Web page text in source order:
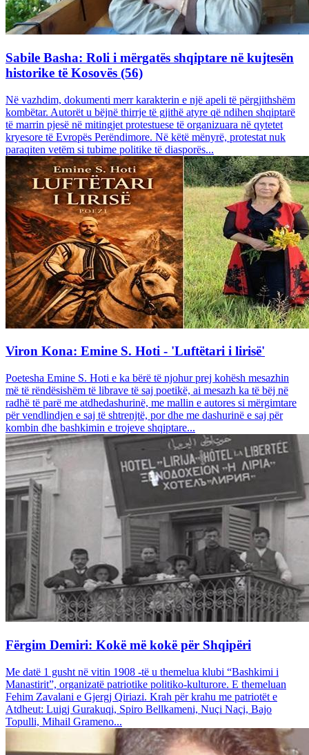
Sabile Basha: Roli i mërgatës shqiptare në kujtesën
historike të Kosovës (56)
Në vazhdim, dokumenti merr karakterin e një apeli të përgjithshëm
kombëtar. Autorët u bëjnë thirrje të gjithë atyre që ndihen shqiptarë
të marrin pjesë në mitingjet protestuese të organizuara në qytetet
kryesore të Evropës Perëndimore. Në këtë mënyrë, protestat nuk
paraqiten vetëm si tubime politike të diasporës...
Viron Kona: Emine S. Hoti - 'Luftëtari i lirisë'
Poetesha Emine S. Hoti e ka bërë të njohur prej kohësh mesazhin
më të rëndësishëm të librave të saj poetikë, ai mesazh ka të bëj në
radhë të parë me atdhedashurinë, me mallin e autores si mërgimtare
për vendlindjen e saj të shtrenjtë, por dhe me dashurinë e saj për
kombin dhe bashkimin e trojeve shqiptare...
Fërgim Demiri: Kokë më kokë për Shqipëri
Me datë 1 gusht në vitin 1908 -të u themelua klubi “Bashkimi i
Manastirit”, organizatë patriotike politiko-kulturore. E themeluan
Fehim Zavalani e Gjergj Qiriazi. Krah për krahu me patriotët e
Atdheut: Luigj Gurakuqi, Spiro Bellkameni, Nuçi Naçi, Bajo
Topulli, Mihail Grameno...